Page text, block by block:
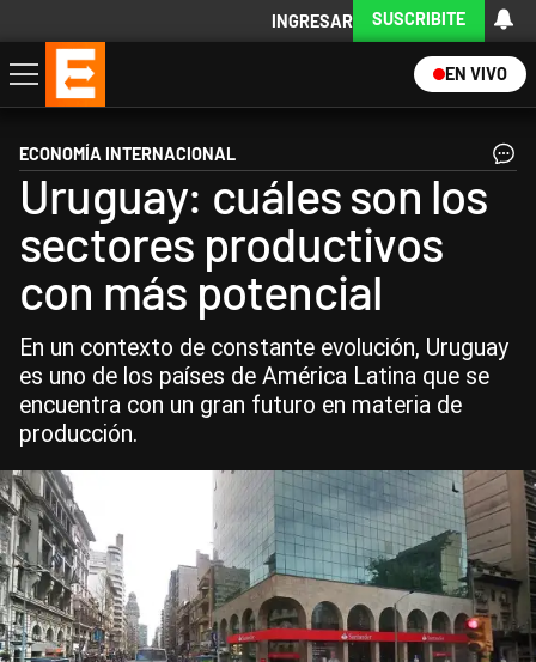
INGRESAR SUSCRIBITE
EN VIVO
Economía
Política
Internacional
Actualidad
Descargá la App
ECONOMÍA INTERNACIONAL
Uruguay: cuáles son los
sectores productivos
con más potencial
En un contexto de constante evolución, Uruguay
es uno de los países de América Latina que se
encuentra con un gran futuro en materia de
producción.